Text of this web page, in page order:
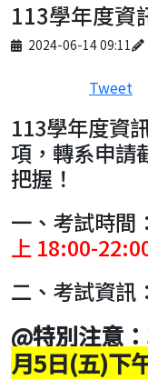
113學年度資
Published on
2024-06-14 09:11
Author
Tweet
113學年度資
項，轉系申請
把握！
一、考試時間：
上 18:00-
二、考試資訊：
@特別注意：
月5日(五)下